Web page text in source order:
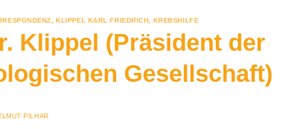
,KLIPPEL KARL FRIEDRICH, KREBSHILFE
Klippel (Präsident der
Gesellschaft)
PILHAR